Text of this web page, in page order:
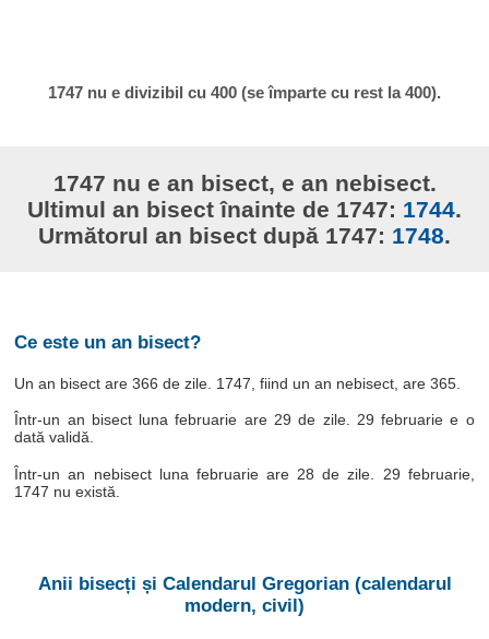
1747 nu e divizibil cu 400 (se împarte cu rest la 400).
1747 nu e an bisect, e an nebisect.
Ultimul an bisect înainte de 1747: 1744.
Următorul an bisect după 1747: 1748.
Ce este un an bisect?
Un an bisect are 366 de zile. 1747, fiind un an nebisect, are 365.
Într-un an bisect luna februarie are 29 de zile. 29 februarie e o
dată validă.
Într-un an nebisect luna februarie are 28 de zile. 29 februarie,
1747 nu există.
Anii bisecți și Calendarul Gregorian (calendarul
modern, civil)